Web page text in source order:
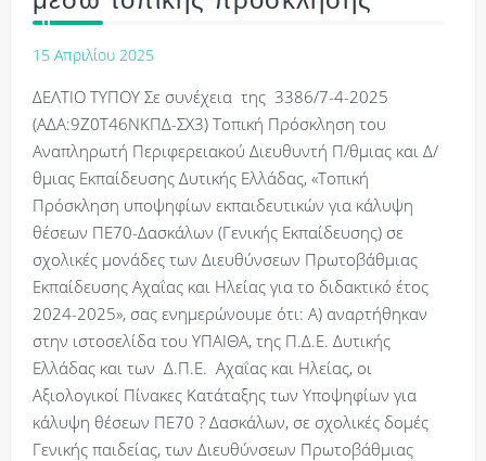
15 Απριλίου 2025
ΔΕΛΤΙΟ ΤΥΠΟΥ Σε συνέχεια της 3386/7-4-2025
(ΑΔΑ:9Ζ0Τ46ΝΚΠΔ-ΣΧ3) Τοπική Πρόσκληση του
Αναπληρωτή Περιφερειακού Διευθυντή Π/θμιας και Δ/
θμιας Εκπαίδευσης Δυτικής Ελλάδας, «Τοπική
Πρόσκληση υποψηφίων εκπαιδευτικών για κάλυψη
θέσεων ΠΕ70-Δασκάλων (Γενικής Εκπαίδευσης) σε
σχολικές μονάδες των Διευθύνσεων Πρωτοβάθμιας
Εκπαίδευσης Αχαΐας και Ηλείας για το διδακτικό έτος
2024-2025», σας ενημερώνουμε ότι: Α) αναρτήθηκαν
στην ιστοσελίδα του ΥΠΑΙΘΑ, της Π.Δ.Ε. Δυτικής
Ελλάδας και των Δ.Π.Ε. Αχαΐας και Ηλείας, οι
Αξιολογικοί Πίνακες Κατάταξης των Υποψηφίων για
κάλυψη θέσεων ΠΕ70 ? Δασκάλων, σε σχολικές δομές
Γενικής παιδείας, των Διευθύνσεων Πρωτοβάθμιας